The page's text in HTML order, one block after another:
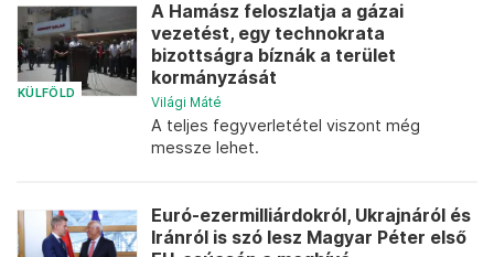
KÜLFÖLD
A Hamász feloszlatja a gázai
vezetést, egy technokrata
bizottságra bíznák a terület
kormányzását
Világi Máté
A teljes fegyverletétel viszont még
messze lehet.
Euró-ezermilliárdokról, Ukrajnáról és
Iránról is szó lesz Magyar Péter első